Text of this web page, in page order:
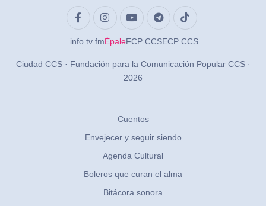
.info .tv .fmÉpaleFCP CCSECP CCS
Ciudad CCS · Fundación para la Comunicación Popular CCS ·
2026
Cuentos
Envejecer y seguir siendo
Agenda Cultural
Boleros que curan el alma
Bitácora sonora